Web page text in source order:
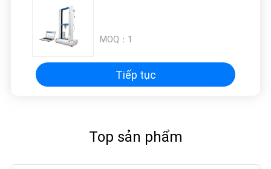
MOQ： 1
Tiếp tục
Top sản phẩm